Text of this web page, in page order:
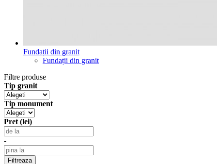
Fundații din granit
Fundații din granit
Filtre produse
Tip granit
Tip monument
Pret (lei)
-